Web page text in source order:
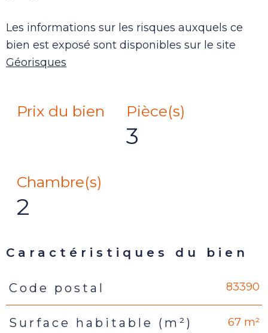
Les informations sur les risques auxquels ce
bien est exposé sont disponibles sur le site
Géorisques
Prix du bien Pièce(s)
3
Chambre(s)
2
Caractéristiques du bien
Caractéristiques
Code postal 83390
Surface habitable (m²) 67 m²